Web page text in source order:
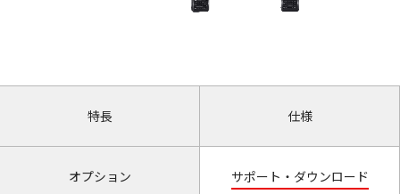
特長 仕様
オプション サポート・ダウンロード